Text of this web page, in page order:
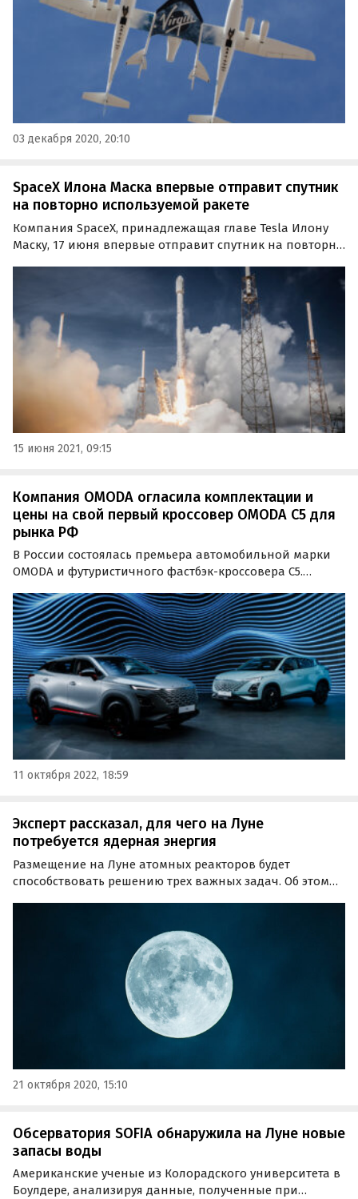
03 декабря 2020, 20:10
SpaceX Илона Маска впервые отправит спутник
на повторно используемой ракете
Компания SpaceX, принадлежащая главе Tesla Илону
Маску, 17 июня впервые отправит спутник на повторно
США сэкономить около 64 млн долларов, сообщает
15 июня 2021, 09:15
Компания OMODA огласила комплектации и
цены на свой первый кроссовер OMODA C5 для
рынка РФ
В России состоялась премьера автомобильной марки
OMODA и футуристичного фастбэк-кроссовера C5.
автомобильного эксперта и телеведущего Евгения
Покровского и олимпийской чемпионки по фигурному
катанию…
11 октября 2022, 18:59
Эксперт рассказал, для чего на Луне
потребуется ядерная энергия
Размещение на Луне атомных реакторов будет
способствовать решению трех важных задач. Об этом
21 октября 2020, 15:10
Обсерватория SOFIA обнаружила на Луне новые
запасы воды
Американские ученые из Колорадского университета в
Боулдере, анализируя данные, полученные при